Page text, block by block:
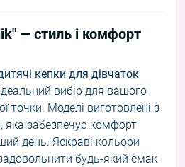
— стиль і комфорт
кепки для дівчаток
вибір для вашого
точки. Моделі виготовлені з
яка забезпечує комфорт
день. Яскраві кольори
будь-який смак